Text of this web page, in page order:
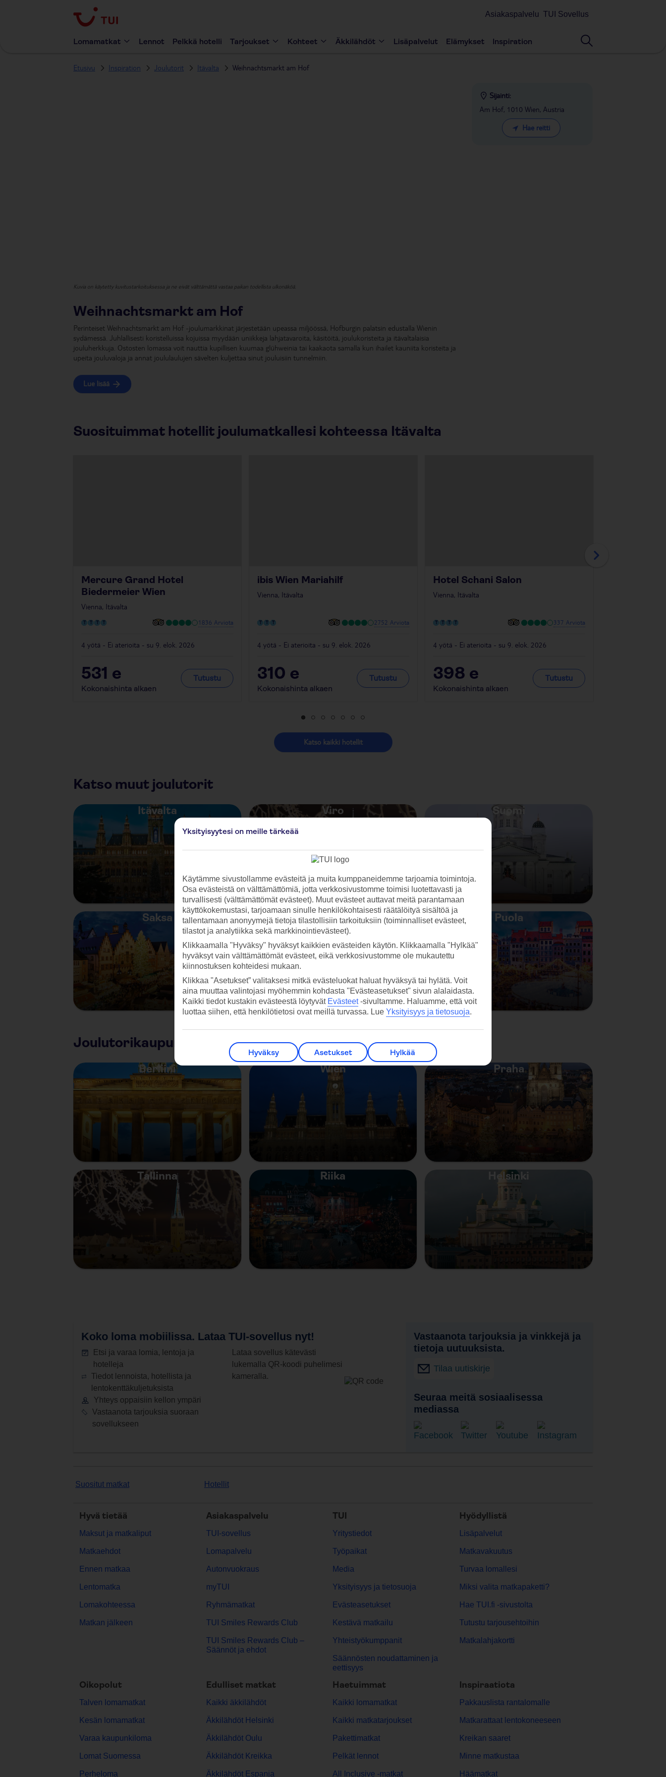
Asiakaspalvelu TUI Sovellus
Lomamatkat Lennot Pelkkä hotelli Tarjoukset Kohteet Äkkilähdöt Lisäpalvelut Elämykset Inspiration
Etusivu Inspiration Joulutorit Itävalta Weihnachtsmarkt am Hof
Kuvia on käytetty kuvitustarkoituksessa ja ne eivät välttämättä vastaa paikan todellista ulkonäköä.
Weihnachtsmarkt am Hof
Perinteiset Weihnachtsmarkt am Hof -joulumarkkinat järjestetään upeassa miljöössä, Hofburgin palatsin edustalla Wienin
sydämessä. Juhlallisesti koristelluissa kojuissa myydään uniikkeja lahjatavaroita, käsitöitä, joulukoristeita ja itävaltalaisia
jouluherkkuja. Ostosten lomassa voit nauttia kupillisen kuumaa glühweinia tai kaakaota samalla kun ihailet kauniita koristeita ja
upeita jouluvaloja ja annat joululaulujen sävelten kuljettaa sinut jouluisiin tunnelmiin.
Lue lisää
Sijainti:
Am Hof, 1010 Wien, Austria
Hae reitti
Suosituimmat hotellit joulumatkallesi kohteessa Itävalta
Mercure Grand Hotel
Biedermeier Wien
Vienna, Itävalta
1836 Arviota
4 yötä - Ei aterioita - su 9. elok. 2026
531 e
Kokonaishinta alkaen
Tutustu
ibis Wien Mariahilf
Vienna, Itävalta
2752 Arviota
4 yötä - Ei aterioita - su 9. elok. 2026
310 e
Kokonaishinta alkaen
Tutustu
Hotel Schani Salon
Vienna, Itävalta
337 Arviota
4 yötä - Ei aterioita - su 9. elok. 2026
398 e
Kokonaishinta alkaen
Tutustu
Katso kaikki hotellit
Katso muut joulutorit
Itävalta Viro Suomi
Saksa Unkari Puola
Joulutorikaupunkeja
Berliini Wien Praha
Tallinna Riika Helsinki
Koko loma mobiilissa. Lataa TUI-sovellus nyt!
Etsi ja varaa lomia, lentoja ja
hotelleja
Tiedot lennoista, hotellista ja
lentokenttäkuljetuksista
Yhteys oppaisiin kellon ympäri
Vastaanota tarjouksia suoraan
sovellukseen
Lataa sovellus kätevästi
lukemalla QR-koodi puhelimesi
kameralla.
Vastaanota tarjouksia ja vinkkejä ja
tietoja uutuuksista.
Tilaa uutiskirje
Seuraa meitä sosiaalisessa
mediassa
Suositut matkat Hotellit
Hyvä tietää
Maksut ja matkaliput
Matkaehdot
Ennen matkaa
Lentomatka
Lomakohteessa
Matkan jälkeen
Asiakaspalvelu
TUI-sovellus
Lomapalvelu
Autonvuokraus
myTUI
Ryhmämatkat
TUI Smiles Rewards Club
TUI Smiles Rewards Club –
Säännöt ja ehdot
TUI
Yritystiedot
Työpaikat
Media
Yksityisyys ja tietosuoja
Evästeasetukset
Kestävä matkailu
Yhteistyökumppanit
Säännösten noudattaminen ja
eettisyys
Hyödyllistä
Lisäpalvelut
Matkavakuutus
Turvaa lomallesi
Miksi valita matkapaketti?
Hae TUI.fi -sivustolta
Tutustu tarjousehtoihin
Matkalahjakortti
Oikopolut
Talven lomamatkat
Kesän lomamatkat
Varaa kaupunkiloma
Lomat Suomessa
Perheloma
Edulliset matkat
Kaikki äkkilähdöt
Äkkilähdöt Helsinki
Äkkilähdöt Oulu
Äkkilähdöt Kreikka
Äkkilähdöt Espanja
Haetuimmat
Kaikki lomamatkat
Kaikki matkatarjoukset
Pakettimatkat
Pelkät lennot
All Inclusive -matkat
Inspiraatiota
Pakkauslista rantalomalle
Matkarattaat lentokoneeseen
Kreikan saaret
Minne matkustaa
Häämatkat
Yksityisyytesi on meille tärkeää
Käytämme sivustollamme evästeitä ja muita kumppaneidemme tarjoamia toimintoja.
Osa evästeistä on välttämättömiä, jotta verkkosivustomme toimisi luotettavasti ja
turvallisesti (välttämättömät evästeet). Muut evästeet auttavat meitä parantamaan
käyttökokemustasi, tarjoamaan sinulle henkilökohtaisesti räätälöityä sisältöä ja
tallentamaan anonyymejä tietoja tilastollisiin tarkoituksiin (toiminnalliset evästeet,
tilastot ja analytiikka sekä markkinointievästeet).
Klikkaamalla "Hyväksy" hyväksyt kaikkien evästeiden käytön. Klikkaamalla "Hylkää"
hyväksyt vain välttämättömät evästeet, eikä verkkosivustomme ole mukautettu
kiinnostuksen kohteidesi mukaan.
Klikkaa "Asetukset” valitaksesi mitkä evästeluokat haluat hyväksyä tai hylätä. Voit
aina muuttaa valintojasi myöhemmin kohdasta "Evästeasetukset" sivun alalaidasta.
Kaikki tiedot kustakin evästeestä löytyvät Evästeet-sivultamme. Haluamme, että voit
luottaa siihen, että henkilötietosi ovat meillä turvassa. Lue Yksityisyys ja tietosuoja.
Hyväksy Asetukset Hylkää